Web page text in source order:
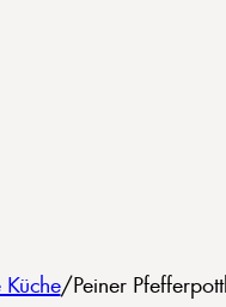
/Peiner